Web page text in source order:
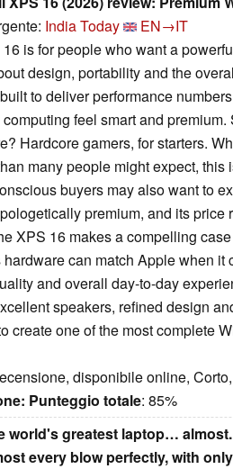
India Today
EN→IT
is for people who want a
design, portability and the
to deliver performance
feel smart and
Hardcore gamers, for starters.
many people might expect, this
buyers may also want to
premium, and its price
XPS 16 makes a compelling
can match Apple when it
and overall day-to-day
speakers, refined design
create one of the most complete
disponibile online,
Punteggio totale: 85%
world's greatest laptop…
every blow perfectly, with